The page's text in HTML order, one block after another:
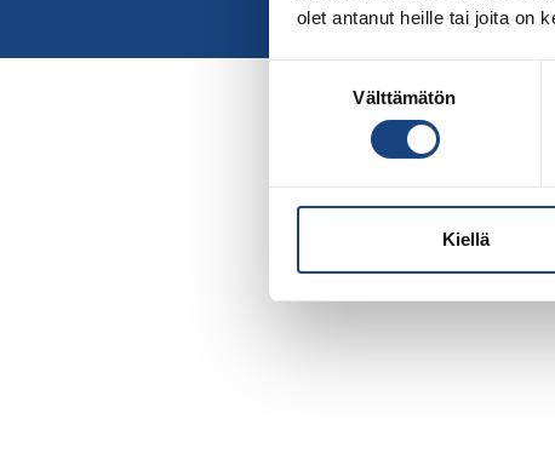
olet antanut heille tai joita on
Välttämätön
Kiellä